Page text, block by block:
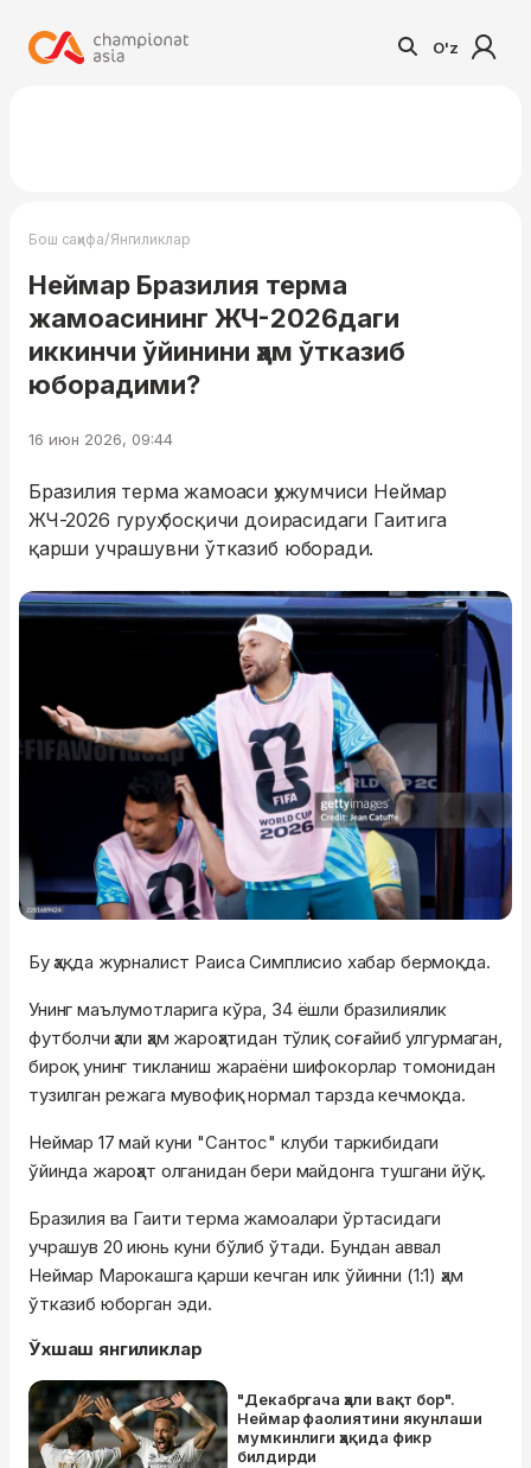
O'z
Бош саҳифа/Янгиликлар
Неймар Бразилия терма
жамоасининг ЖЧ-2026даги
иккинчи ўйинини ҳам ўтказиб
юборадими?
16 июн 2026, 09:44
Бразилия терма жамоаси ҳужумчиси Неймар
ЖЧ-2026 гуруҳ босқичи доирасидаги Гаитига
қарши учрашувни ўтказиб юборади.
Бу ҳақда журналист Раиса Симплисио хабар бермоқда.
Унинг маълумотларига кўра, 34 ёшли бразилиялик
футболчи ҳали ҳам жароҳатидан тўлиқ соғайиб улгурмаган,
бироқ унинг тикланиш жараёни шифокорлар томонидан
тузилган режага мувофиқ нормал тарзда кечмоқда.
Неймар 17 май куни "Сантос" клуби таркибидаги
ўйинда жароҳат олганидан бери майдонга тушгани йўқ.
Бразилия ва Гаити терма жамоалари ўртасидаги
учрашув 20 июнь куни бўлиб ўтади. Бундан аввал
Неймар Марокашга қарши кечган илк ўйинни (1:1) ҳам
ўтказиб юборган эди.
Ўхшаш янгиликлар
"Декабргача ҳали вақт бор".
Неймар фаолиятини якунлаши
мумкинлиги ҳақида фикр
билдирди